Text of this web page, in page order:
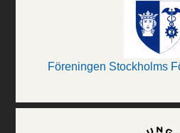
Föreningen Stockholms